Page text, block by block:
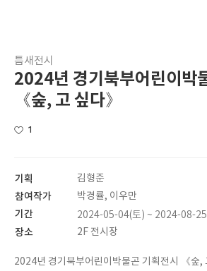
틈새전시
2024년 경기북부어린이박
《숲, 고 싶다》
1
기획 김형준
참여작가 박경률, 이우만
기간 2024-05-04(토) ~ 2024-08-
장소 2F 전시장
2024년 경기북부어린이박물곤 기획전시 《숲,